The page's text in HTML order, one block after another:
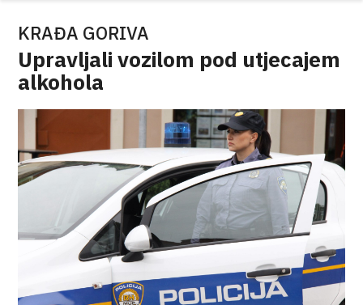
KRAĐA GORIVA
Upravljali vozilom pod utjecajem
alkohola